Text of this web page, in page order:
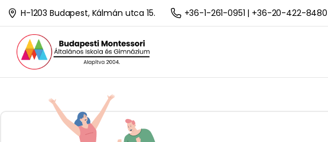
H-1203 Budapest, Kálmán utca 15. +36-1-261-0951 | +36-20-422-8480